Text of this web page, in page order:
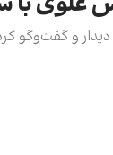
و گفت‌وگو